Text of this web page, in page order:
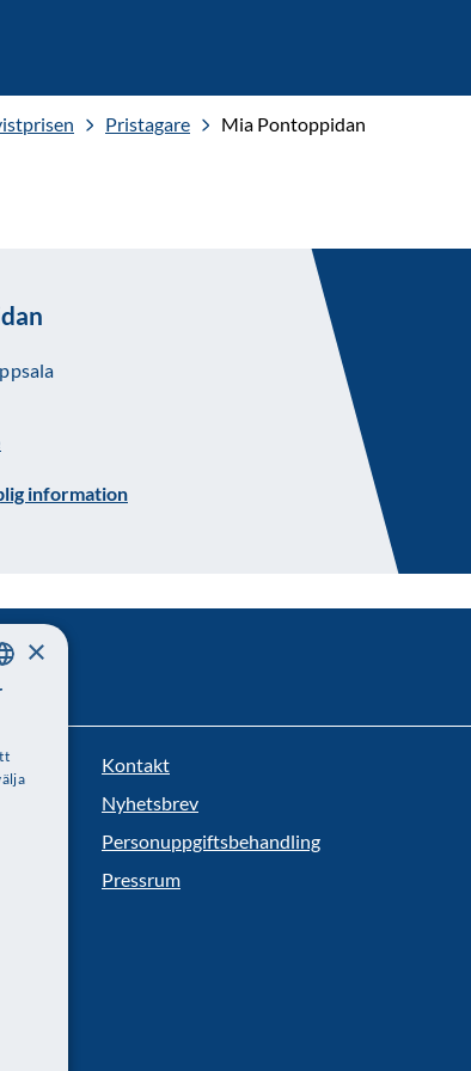
Pristagare Mia Pontoppidan
information
Kontakt
Nyhetsbrev
Personuppgiftsbehandling
Pressrum
×